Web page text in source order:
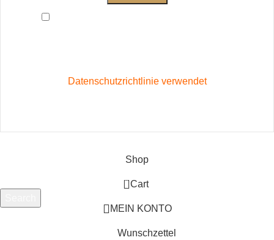
Datenschutzrichtlinie verwendet
Beginnen Sie mit der Eingabe, um die gesuchten Produkte
Shop
0 Cart
MEIN KONTO
Wunschzettel